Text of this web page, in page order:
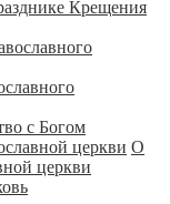
Крещения
с Богом
О
церкви